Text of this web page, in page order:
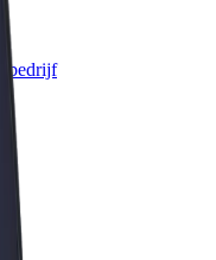
bedrijf